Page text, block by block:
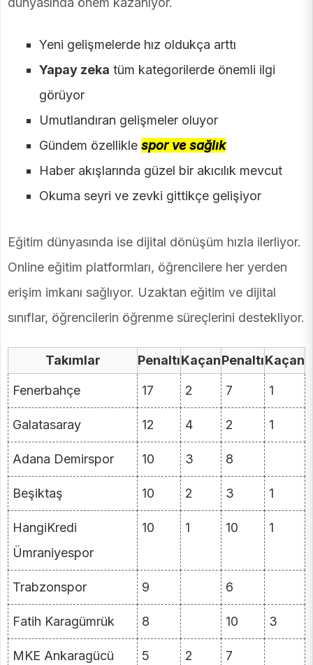
Yeni gelişmelerde hız oldukça arttı
Yapay zeka tüm kategorilerde önemli ilgi
görüyor
Umutlandıran gelişmeler oluyor
Gündem özellikle spor ve sağlık
Haber akışlarında güzel bir akıcılık mevcut
Okuma seyri ve zevki gittikçe gelişiyor
Eğitim dünyasında ise dijital dönüşüm hızla ilerliyor.
Online eğitim platformları, öğrencilere her yerden
erişim imkanı sağlıyor. Uzaktan eğitim ve dijital
sınıflar, öğrencilerin öğrenme süreçlerini destekliyor.
Takımlar PenaltıKaçanPenaltıKaçan
Fenerbahçe 17 2 7 1
Galatasaray 12 4 2 1
Adana Demirspor 10 3 8
Beşiktaş 10 2 3 1
HangiKredi
Ümraniyespor
10 1 10 1
Trabzonspor 9 6
Fatih Karagümrük 8 10 3
MKE Ankaragücü 5 2 7